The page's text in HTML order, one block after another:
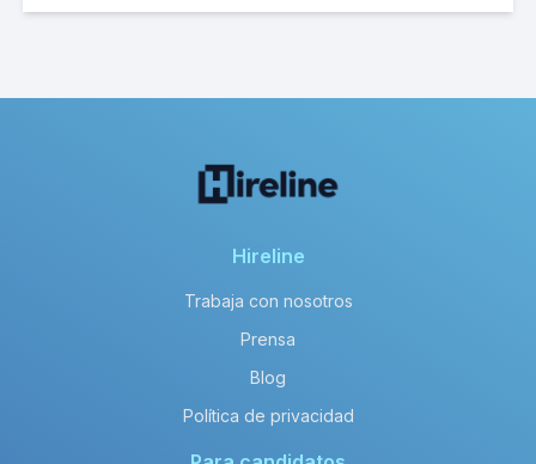
Hireline
Trabaja con nosotros
Prensa
Blog
Política de privacidad